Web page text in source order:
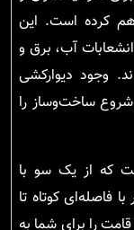
کرده است. این
آب، برق و
وجود دیوارکشی
ساخت‌وساز را
که از یک سو با
کوتاه تا
قامت را برای شما به